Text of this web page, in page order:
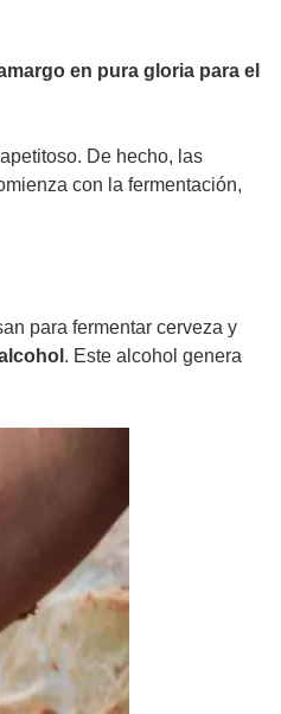
en pura gloria para el
De hecho, las
con la fermentación,
para fermentar cerveza y
. Este alcohol genera